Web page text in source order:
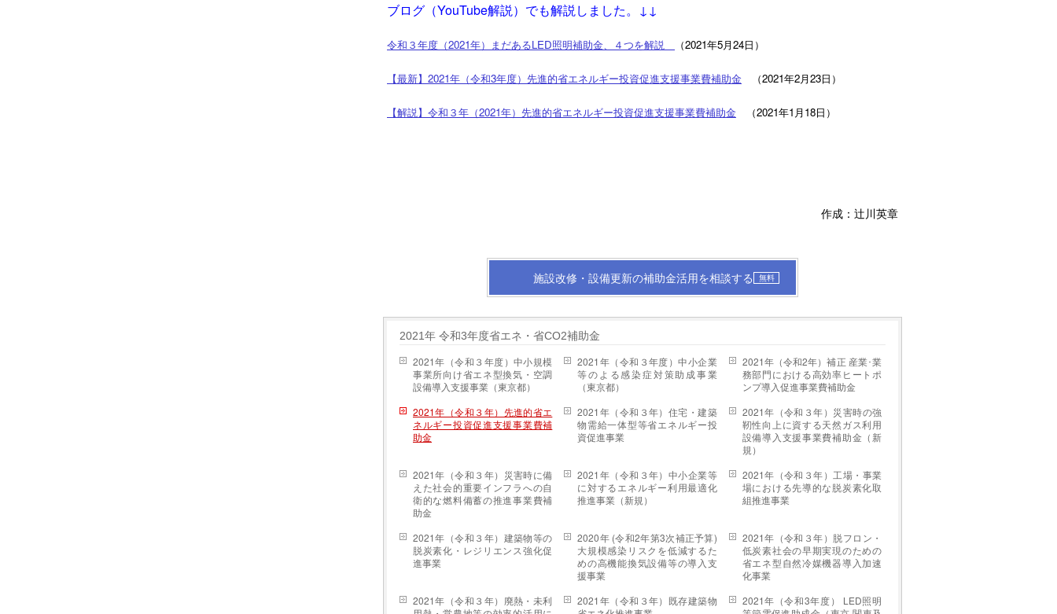
ブログ（YouTube解説）でも解説しました。↓↓
令和３年度（2021年）まだあるLED照明補助金、４つを解説 （2021年5月24日）
【最新】 2021年（令和3年度）先進的省エネルギー投資促進支援事業費補助金 （2021年2月23日）
【解説】令和３年（2021年）先進的省エネルギー投資促進支援事業費補助金 （2021年1月18日）
作成：辻川英章
施設改修・設備更新の補助金活用を相談する 無料
2021年 令和3年度省エネ・省CO2補助金
2021年（令和３年度）中小規模
事業所向け省エネ型換気・空調
設備導入支援事業（東京都）
2021年（令和３年度）中小企業
等のよる感染症対策助成事業
（東京都）
2021年（令和2年）補正 産業･業
務部門における高効率ヒートポ
ンプ導入促進事業費補助金
2021年（令和３年）先進的省エ
ネルギー投資促進支援事業費補
助金
2021年（令和３年）住宅・建築
物需給一体型等省エネルギー投
資促進事業
2021年（令和３年）災害時の強
靭性向上に資する天然ガス利用
設備導入支援事業費補助金（新
規）
2021年（令和３年）災害時に備
えた社会的重要インフラへの自
衛的な燃料備蓄の推進事業費補
助金
2021年（令和３年）中小企業等
に対するエネルギー利用最適化
推進事業（新規）
2021年（令和３年）工場・事業
場における先導的な脱炭素化取
組推進事業
2021年（令和３年）建築物等の
脱炭素化・レジリエンス強化促
進事業
2020年 (令和2年第3次補正予算)
大規模感染リスクを低減するた
めの高機能換気設備等の導入支
援事業
2021年（令和３年）脱フロン・
低炭素社会の早期実現のための
省エネ型自然冷媒機器導入加速
化事業
2021年（令和３年）廃熱・未利
2021年（令和３年）既存建築物
2021年（令和3年度） LED照明